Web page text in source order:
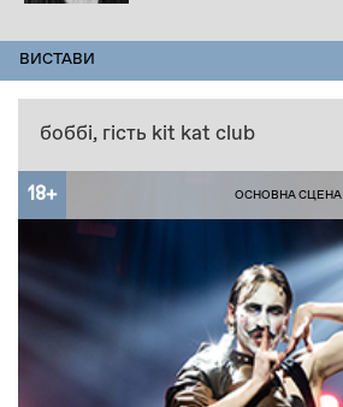
ПЕРСОНАЛІЇ
ВИСТАВИ
ВКЛАДКА)
боббі, гість kit kat club
18+ ОСНОВНА СЦЕНА